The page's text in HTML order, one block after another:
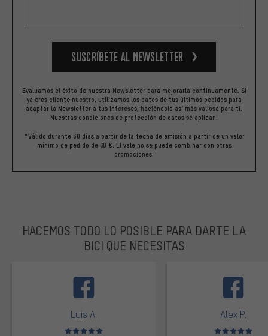
Suscríbete al newsletter
Evaluamos el éxito de nuestra Newsletter para mejorarla continuamente. Si
ya eres cliente nuestro, utilizamos los datos de tus últimos pedidos para
adaptar la Newsletter a tus intereses, haciéndola así más valiosa para ti.
Nuestras condiciones de protección de datos se aplican.
*Válido durante 30 días a partir de la fecha de emisión a partir de un valor
mínimo de pedido de 60 €. El vale no se puede combinar con otras
promociones.
HACEMOS TODO LO POSIBLE PARA DARTE LA
BICI QUE NECESITAS
Luis A.
Valoración media: 5 de 5
Alex P.
Valoración